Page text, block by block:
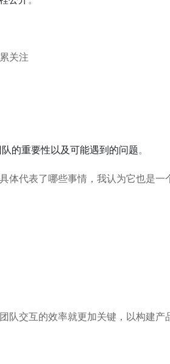
关注
的重要性以及可能遇到的问题。
代表了哪些事情，我认为它也是一
队交互的效率就更加关键，以构建产